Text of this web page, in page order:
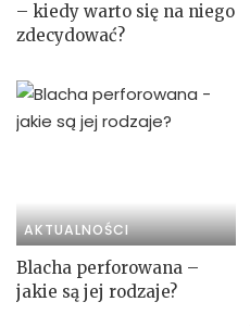
– kiedy warto się na niego
zdecydować?
AKTUALNOŚCI
Blacha perforowana –
jakie są jej rodzaje?